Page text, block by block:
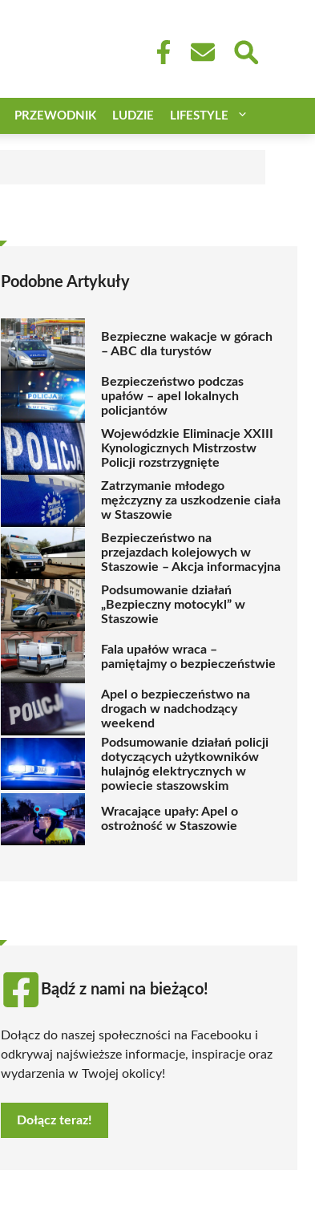
PRZEWODNIK LUDZIE LIFESTYLE
Podobne Artykuły
Bezpieczne wakacje w górach
– ABC dla turystów
Bezpieczeństwo podczas
upałów – apel lokalnych
policjantów
Wojewódzkie Eliminacje XXIII
Kynologicznych Mistrzostw
Policji rozstrzygnięte
Zatrzymanie młodego
mężczyzny za uszkodzenie ciała
w Staszowie
Bezpieczeństwo na
przejazdach kolejowych w
Staszowie – Akcja informacyjna
Podsumowanie działań
„Bezpieczny motocykl” w
Staszowie
Fala upałów wraca –
pamiętajmy o bezpieczeństwie
Apel o bezpieczeństwo na
drogach w nadchodzący
weekend
Podsumowanie działań policji
dotyczących użytkowników
hulajnóg elektrycznych w
powiecie staszowskim
Wracające upały: Apel o
ostrożność w Staszowie
Bądź z nami na bieżąco!
Dołącz do naszej społeczności na Facebooku i
odkrywaj najświeższe informacje, inspiracje oraz
wydarzenia w Twojej okolicy!
Dołącz teraz!